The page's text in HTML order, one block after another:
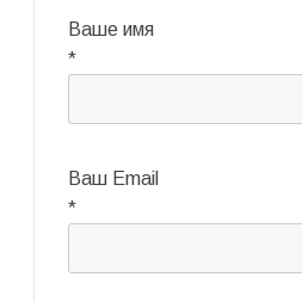
Ваше имя
*
Ваш Email
*